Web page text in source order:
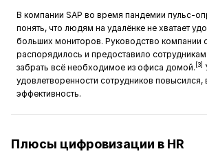
В компании SAP во время пандемии пульс-
понять, что людям на удалёнке не хватает
больших мониторов. Руководство компании
распорядилось и предоставило
забрать всё необходимое из офиса домой. [3]
удовлетворенности сотрудников повысился,
эффективность.
Плюсы цифровизации в HR